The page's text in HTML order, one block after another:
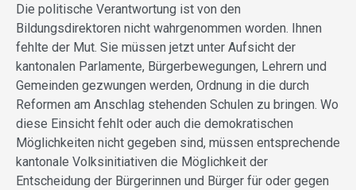
Die politische Verantwortung ist von den
Bildungsdirektoren nicht wahrgenommen worden. Ihnen
fehlte der Mut. Sie müssen jetzt unter Aufsicht der
kantonalen Parlamente, Bürgerbewegungen, Lehrern und
Gemeinden gezwungen werden, Ordnung in die durch
Reformen am Anschlag stehenden Schulen zu bringen. Wo
diese Einsicht fehlt oder auch die demokratischen
Möglichkeiten nicht gegeben sind, müssen entsprechende
kantonale Volksinitiativen die Möglichkeit der
Entscheidung der Bürgerinnen und Bürger für oder gegen